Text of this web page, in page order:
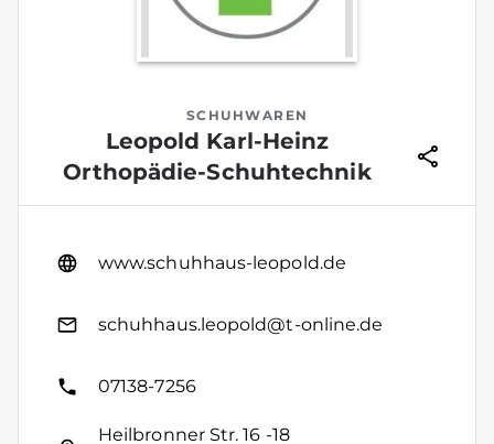
SCHUHWAREN
Leopold Karl-Heinz
Orthopädie-Schuhtechnik
www.schuhhaus-leopold.de
schuhhaus.leopold@t-online.de
07138-7256
Heilbronner Str. 16 -18